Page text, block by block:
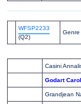
WFSP2233
(Q2)
Genre
Casini
Godart
Grandjean